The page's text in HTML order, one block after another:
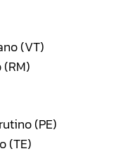
(VT)
(PE)
(TE)